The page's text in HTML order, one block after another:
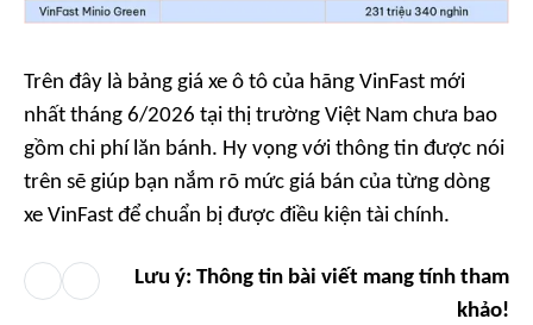
Trên đây là bảng giá xe ô tô của hãng VinFast mới
nhất tháng 6/2026 tại thị trường Việt Nam chưa bao
gồm chi phí lăn bánh. Hy vọng với thông tin được nói
trên sẽ giúp bạn nắm rõ mức giá bán của từng dòng
xe VinFast để chuẩn bị được điều kiện tài chính.
Lưu ý: Thông tin bài viết mang tính tham
khảo!